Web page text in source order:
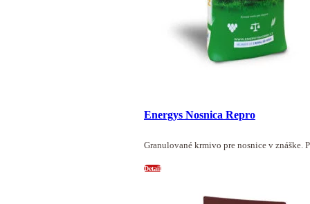
Energys Nosnica Repro
Granulované krmivo pre nosnice v znáške.
Detail